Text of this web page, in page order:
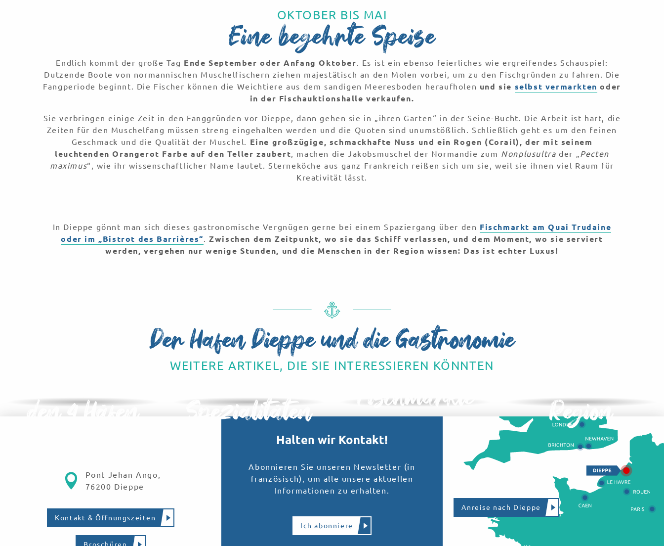
OKTOBER BIS MAI
Eine begehrte Speise
Endlich kommt der große Tag Ende September oder Anfang Oktober. Es ist ein ebenso feierliches wie ergreifendes Schauspiel:
Dutzende Boote von normannischen Muschelfischern ziehen majestätisch an den Molen vorbei, um zu den Fischgründen zu fahren. Die
Fangperiode beginnt. Die Fischer können die Weichtiere aus dem sandigen Meeresboden heraufholen und sie selbst vermarkten oder
in der Fischauktionshalle verkaufen.
Sie verbringen einige Zeit in den Fanggründen vor Dieppe, dann gehen sie in „ihren Garten“ in der Seine-Bucht. Die Arbeit ist hart, die
Zeiten für den Muschelfang müssen streng eingehalten werden und die Quoten sind unumstößlich. Schließlich geht es um den feinen
Geschmack und die Qualität der Muschel. Eine großzügige, schmackhafte Nuss und ein Rogen (Corail), der mit seinem
leuchtenden Orangerot Farbe auf den Teller zaubert, machen die Jakobsmuschel der Normandie zum Nonplusultra der „Pecten
maximus“, wie ihr wissenschaftlicher Name lautet. Sterneköche aus ganz Frankreich reißen sich um sie, weil sie ihnen viel Raum für
Kreativität lässt.
In Dieppe gönnt man sich dieses gastronomische Vergnügen gerne bei einem Spaziergang über den Fischmarkt am Quai Trudaine
oder im „Bistrot des Barrières“.Zwischen dem Zeitpunkt, wo sie das Schiff verlassen, und dem Moment, wo sie serviert
werden, vergehen nur wenige Stunden, und die Menschen in der Region wissen: Das ist echter Luxus!
Der Hafen Dieppe und die Gastronomie
WEITERE ARTIKEL, DIE SIE INTERESSIEREN KÖNNTEN
den 4 Häfen
Kulinarische
Spezialitäten Fischmärkte Region
Pont Jehan Ango,
76200 Dieppe
Kontakt & Öffnungszeiten
Halten wir Kontakt!
Abonnieren Sie unseren Newsletter (in
französisch), um alle unsere aktuellen
Informationen zu erhalten.
Ich abonniere
Anreise nach Dieppe